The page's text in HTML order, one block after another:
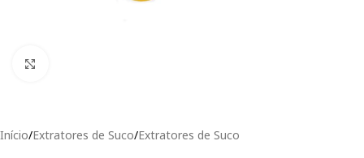
Início/Extratores de Suco/Extratores de Suco